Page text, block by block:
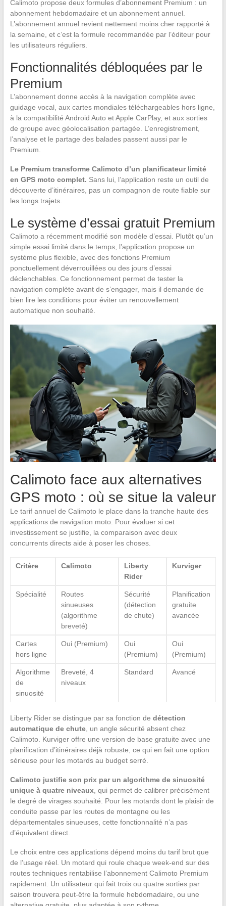
Calimoto propose deux formules d’abonnement Premium : un
abonnement hebdomadaire et un abonnement annuel.
L’abonnement annuel revient nettement moins cher rapporté à
la semaine, et c’est la formule recommandée par l’éditeur pour
les utilisateurs réguliers.
Fonctionnalités débloquées par le
Premium
L’abonnement donne accès à la navigation complète avec
guidage vocal, aux cartes mondiales téléchargeables hors ligne,
à la compatibilité Android Auto et Apple CarPlay, et aux sorties
de groupe avec géolocalisation partagée. L’enregistrement,
l’analyse et le partage des balades passent aussi par le
Premium.
Le Premium transforme Calimoto d’un planificateur limité
en GPS moto complet. Sans lui, l’application reste un outil de
découverte d’itinéraires, pas un compagnon de route fiable sur
les longs trajets.
Le système d’essai gratuit Premium
Calimoto a récemment modifié son modèle d’essai. Plutôt qu’un
simple essai limité dans le temps, l’application propose un
système plus flexible, avec des fonctions Premium
ponctuellement déverrouillées ou des jours d’essai
déclenchables. Ce fonctionnement permet de tester la
navigation complète avant de s’engager, mais il demande de
bien lire les conditions pour éviter un renouvellement
automatique non souhaité.
Calimoto face aux alternatives
GPS moto : où se situe la valeur
Le tarif annuel de Calimoto le place dans la tranche haute des
applications de navigation moto. Pour évaluer si cet
investissement se justifie, la comparaison avec deux
concurrents directs aide à poser les choses.
Critère Calimoto
Liberty
Rider
Kurviger
Spécialité
Routes
sinueuses
(algorithme
breveté)
Sécurité
(détection
de chute)
Planification
gratuite
avancée
Cartes
hors ligne
Oui (Premium)
Oui
(Premium)
Oui
(Premium)
Algorithme
de
sinuosité
Breveté, 4
niveaux
Standard Avancé
Liberty Rider se distingue par sa fonction de détection
automatique de chute, un angle sécurité absent chez
Calimoto. Kurviger offre une version de base gratuite avec une
planification d’itinéraires déjà robuste, ce qui en fait une option
sérieuse pour les motards au budget serré.
Calimoto justifie son prix par un algorithme de sinuosité
unique à quatre niveaux, qui permet de calibrer précisément
le degré de virages souhaité. Pour les motards dont le plaisir de
conduite passe par les routes de montagne ou les
départementales sinueuses, cette fonctionnalité n’a pas
d’équivalent direct.
Le choix entre ces applications dépend moins du tarif brut que
de l’usage réel. Un motard qui roule chaque week-end sur des
routes techniques rentabilise l’abonnement Calimoto Premium
rapidement. Un utilisateur qui fait trois ou quatre sorties par
saison trouvera peut-être la formule hebdomadaire, ou une